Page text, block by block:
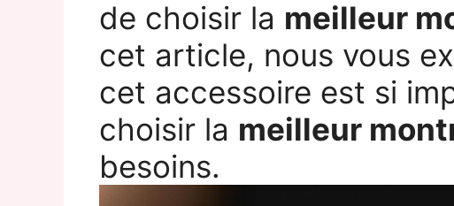
de choisir la meilleur
cet article, nous vous
cet accessoire est si
choisir la meilleur
besoins.